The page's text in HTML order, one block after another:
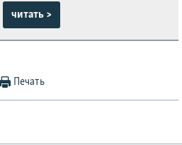
читать >
Печать